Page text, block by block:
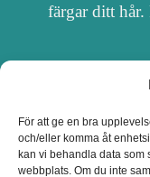
För att ge en bra
och/eller komma åt
kan vi behandla data
webbplats. Om du inte
färgar ditt